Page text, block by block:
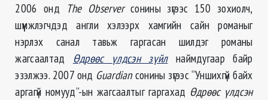
2006 онд The Observerсонины зүгээс 150 зохиолч,
шүүмжлэгчдэд англи хэлээрх хамгийн сайн романыг
нэрлэх санал тавьж гаргасан шилдэг романы
жагсаалтад Өдрөөс үлдсэн зүйл наймдугаар байр
эзэлжээ. 2007 онд Guardianсонины зүгээс “Уншихгүй байх
аргагүй номууд”-ын жагсаалтыг гаргахад Өдрөөс үлдсэн